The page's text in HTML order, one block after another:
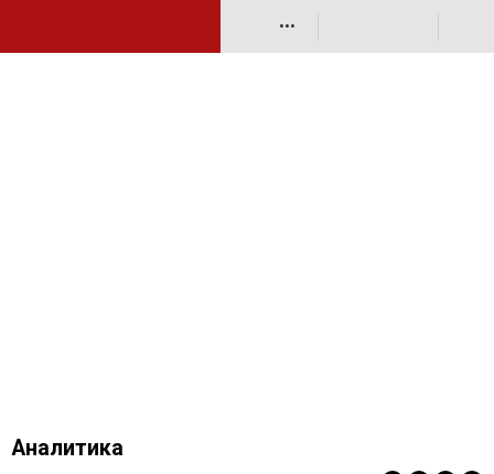
•••
Аналитика